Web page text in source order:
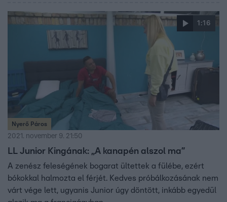
1:16
Nyerő Páros
2021. november 9. 21:50
LL Junior Kingának: „A kanapén alszol ma”
A zenész feleségének bogarat ültettek a fülébe, ezért
bókokkal halmozta el férjét. Kedves próbálkozásának nem
várt vége lett, ugyanis Junior úgy döntött, inkább egyedül